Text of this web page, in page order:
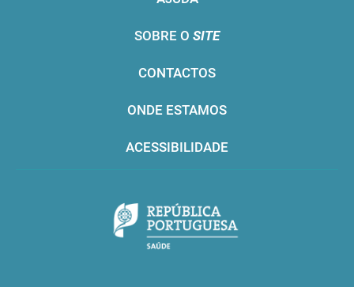
SOBRE O SITE
CONTACTOS
ONDE ESTAMOS
ACESSIBILIDADE